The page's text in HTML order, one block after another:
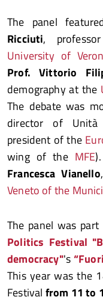
The panel
Ricciuti,
University of
Prof. Vittorio
demography at the
The debate was
director of Unità
president of the
wing of the MFE
Francesca Vianello
Veneto of the
The panel was
Politics Festival
democracy"'s
This year was the
Festival from 11 to